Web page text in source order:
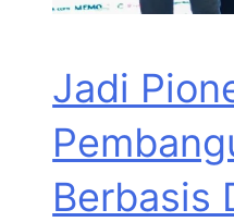
Jadi
Berbasis